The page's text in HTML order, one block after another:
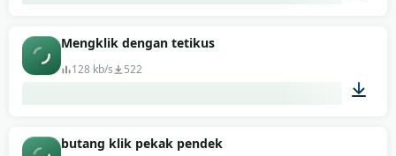
Mengklik dengan tetikus
128 kb/s 522
butang klik pekak pendek